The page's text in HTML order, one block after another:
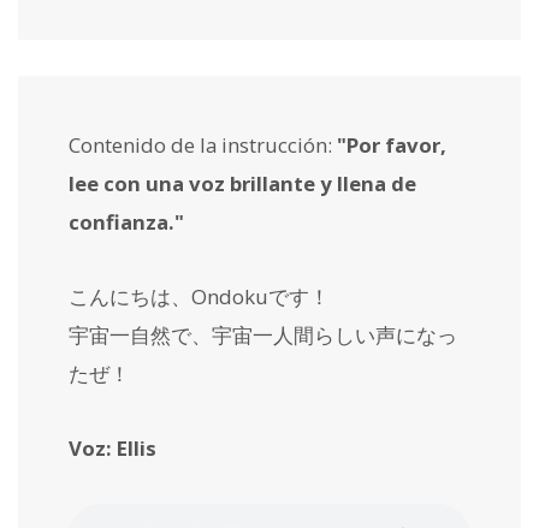
Contenido de la instrucción: "Por favor,
lee con una voz brillante y llena de
confianza."
こんにちは、Ondokuです！
宇宙一自然で、宇宙一人間らしい声になっ
たぜ！
Voz: Ellis